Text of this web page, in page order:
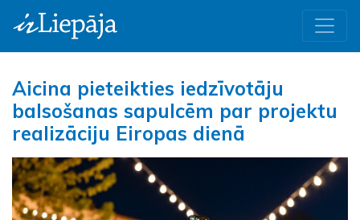
Aicina pieteikties iedzīvotāju
balsošanas sapulcēm par projektu
realizāciju Eiropas dienā